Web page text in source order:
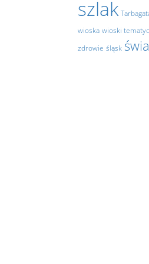
szlak
wioska wioski
zdrowie śląsk